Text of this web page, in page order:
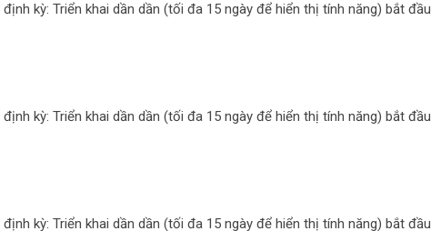
kỳ: Triển khai dần dần (tối đa 15 ngày để hiển thị tính năng) bắt đầu
kỳ: Triển khai dần dần (tối đa 15 ngày để hiển thị tính năng) bắt đầu
kỳ: Triển khai dần dần (tối đa 15 ngày để hiển thị tính năng) bắt đầu